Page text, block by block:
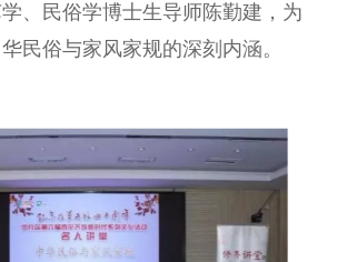
、民俗学博士生导师陈勤建，为
民俗与家风家规的深刻内涵。